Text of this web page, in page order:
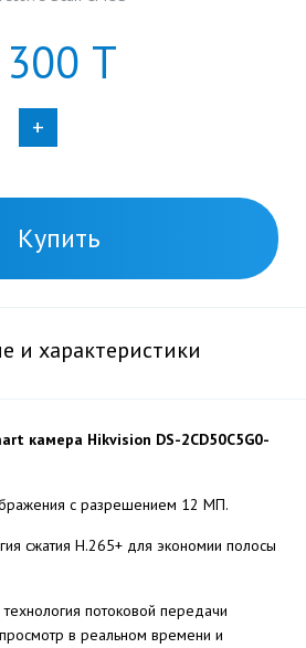
300 Т
+
Купить
и характеристики
камера Hikvision DS-2CD50C5G0-
с разрешением 12 МП.
сжатия H.265+ для экономии полосы
потоковой передачи
в реальном времени и